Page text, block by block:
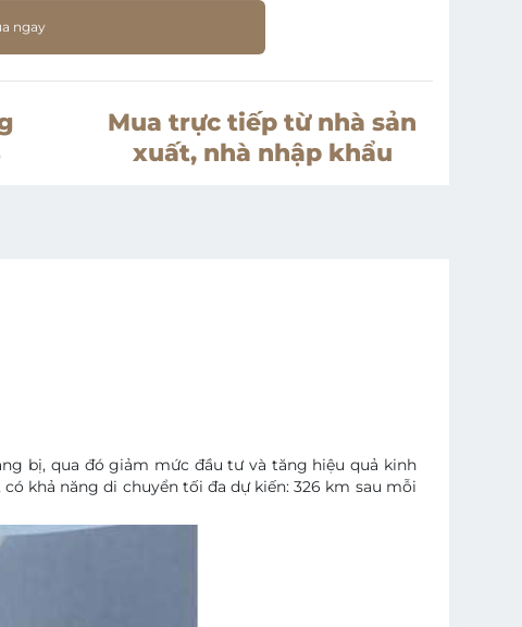
ngay
Mua trực tiếp từ nhà sản
xuất, nhà nhập khẩu
bị, qua đó giảm mức đầu tư và tăng hiệu quả kinh
khả năng di chuyển tối đa dự kiến: 326 km sau mỗi